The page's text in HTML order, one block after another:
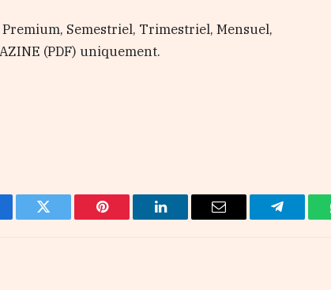
Semestriel, Trimestriel, Mensuel,
(PDF) uniquement.
Twitter Pinterest LinkedIn Email Telegram